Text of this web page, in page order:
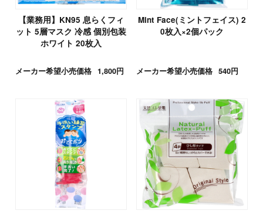
【業務用】KN95 息らくフィ
ット 5層マスク 冷感 個別包装
ホワイト 20枚入
メーカー希望小売価格 1,800円
Mint Face(ミントフェイス) 2
0枚入×2個パック
メーカー希望小売価格 540円